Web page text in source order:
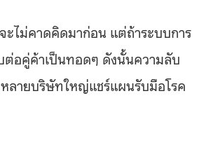
ะไม่คาดคิดมาก่อน แต่ถ้าระบบการ
ต่อคู่ค้าเป็นทอดๆ ดังนั้นความลับ
ลายบริษัทใหญ่แชร์แผนรับมือโรค